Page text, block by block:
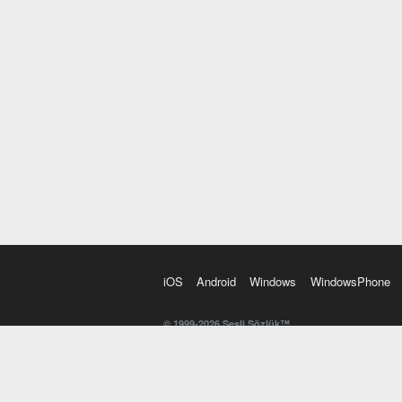
iOS Android Windows WindowsPhone
© 1999-2026 Sesli Sözlük™